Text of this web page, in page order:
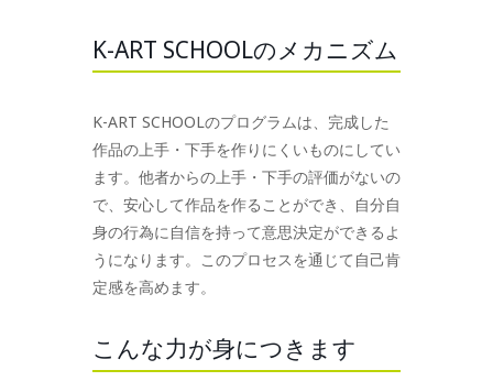
K-ART SCHOOLのメカニズム
K-ART SCHOOLのプログラムは、完成した
作品の上手・下手を作りにくいものにしてい
ます。他者からの上手・下手の評価がないの
で、安心して作品を作ることができ、自分自
身の行為に自信を持って意思決定ができるよ
うになります。このプロセスを通じて自己肯
定感を高めます。
こんな力が身につきます